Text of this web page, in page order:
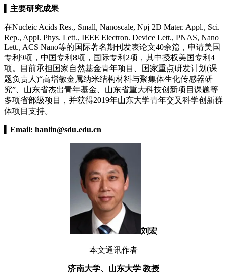
主要研究成果
在Nucleic Acids Res., Small, Nanoscale, Npj 2D Mater. Appl., Sci.
Rep., Appl. Phys. Lett., IEEE Electron. Device Lett., PNAS, Nano
Lett., ACS Nano等的国际著名期刊发表论文40余篇，申请美国
专利9项，中国专利8项，国际专利2项，其中授权美国专利4
项。目前承担国家自然基金青年项目、国家重点研发计划(课
题负责人)“高增敏金属纳米结构材料与聚集体生化传感器研
究”、山东省杰出青年基金、山东省重大科技创新项目课题等
多项省部级项目，并获得2019年山东大学青年交叉科学创新群
体项目支持。
Email: hanlin@sdu.edu.cn
刘宏
本文通讯作者
济南大学、山东大学 教授